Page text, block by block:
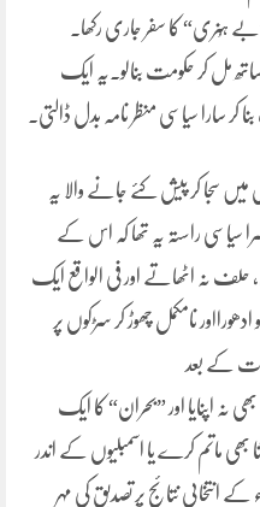
ہُنری“ کا سفر جاری رکھا۔
مل کر حکومت بنالو۔یہ ایک
کر سارا سیاسی منظر نامہ بدل ڈالتی۔
سجا کر پیش کئے جانے والا یہ
سیاسی راستہ یہ تھا کہ اس کے
حلف نہ اٹھاتے اور فی الواقع ایک
نامکمل چھوڑ کر سڑکوں پر
نہ اپنایا اور ”بحران“ کا ایک
گنوا دیا۔ اب وہ فارم 47 کا جتنا بھی ماتم کرے یا اسمبلیوں کے اندر
بھی شوروغل مچائے، فروری 2024ء کے انتخابی نتائج پر تصدیق کی مہر